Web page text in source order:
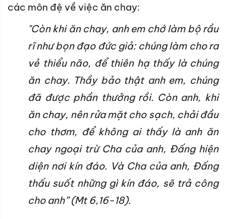
các môn đệ về việc ăn chay:
"Còn khi ăn chay, anh em chớ làm bộ rầu
rĩ như bọn đạo đức giả: chúng làm cho ra
vẻ thiểu não, để thiên hạ thấy là chúng
ăn chay. Thầy bảo thật anh em, chúng
đã được phần thưởng rồi. Còn anh, khi
ăn chay, nên rửa mặt cho sạch, chải đầu
cho thơm, để không ai thấy là anh ăn
chay ngoại trừ Cha của anh, Ðấng hiện
diện nơi kín đáo. Và Cha của anh, Ðấng
thấu suốt những gì kín đáo, sẽ trả công
cho anh” (Mt 6,16-18).